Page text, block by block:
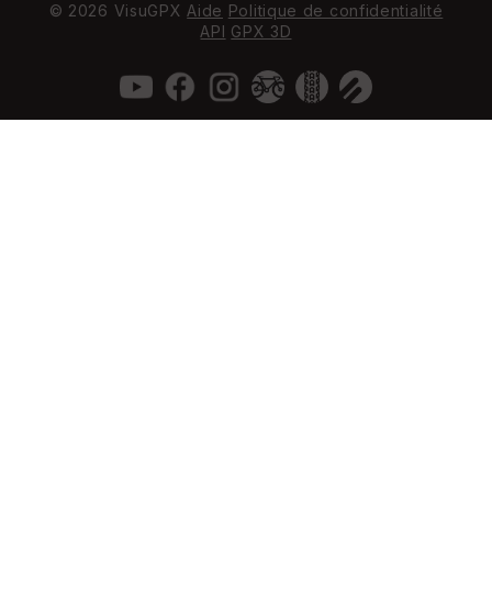
© 2026 VisuGPX Aide Politique de confidentialité
API GPX 3D